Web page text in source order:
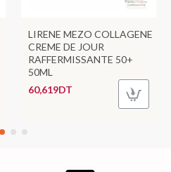
LIRENE MEZO COLLAGENE
CREME DE JOUR
RAFFERMISSANTE 50+
50ML
60,619DT